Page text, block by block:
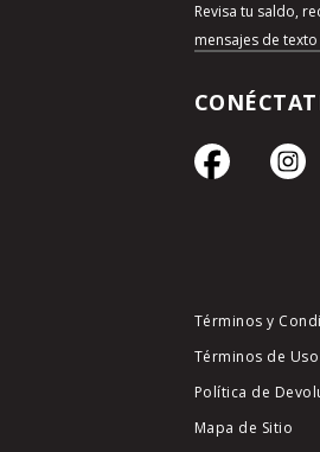
Revisa tu saldo,
mensajes de texto
Términos y
Términos de Uso
Política de
Mapa de Sitio